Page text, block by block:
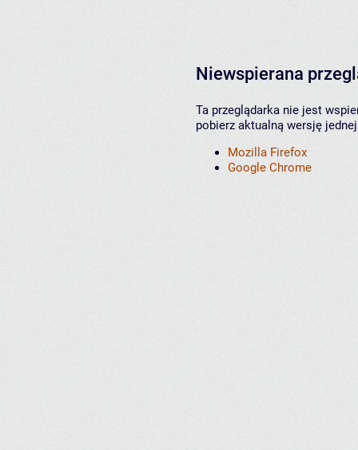
Niewspierana
Ta przeglądarka nie jest
pobierz aktualną wersję
Mozilla Firefox
Google Chrome